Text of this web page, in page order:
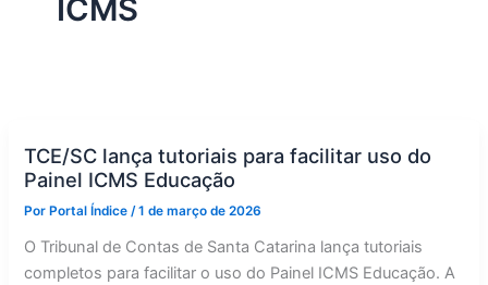
ICMS
TCE/SC lança tutoriais para facilitar uso do
Painel ICMS Educação
Por Portal Índice/1 de março de 2026
O Tribunal de Contas de Santa Catarina lança tutoriais
completos para facilitar o uso do Painel ICMS Educação. A